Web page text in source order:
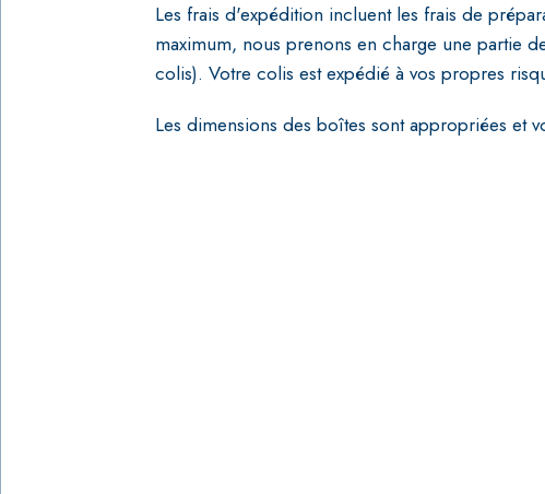
Les frais d'expédition incluent les frais de
maximum, nous prenons en charge une partie
colis). Votre colis est expédié à vos propres
Les dimensions des boîtes sont appropriées et